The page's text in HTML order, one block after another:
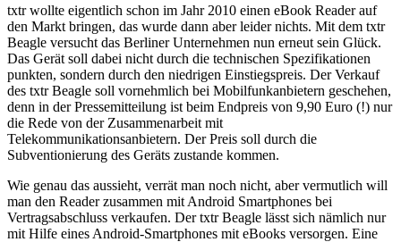
txtr wollte eigentlich schon im Jahr 2010 einen eBook Reader auf
den Markt bringen, das wurde dann aber leider nichts. Mit dem txtr
Beagle versucht das Berliner Unternehmen nun erneut sein Glück.
Das Gerät soll dabei nicht durch die technischen Spezifikationen
punkten, sondern durch den niedrigen Einstiegspreis. Der Verkauf
des txtr Beagle soll vornehmlich bei Mobilfunkanbietern geschehen,
denn in der Pressemitteilung ist beim Endpreis von 9,90 Euro (!) nur
die Rede von der Zusammenarbeit mit
Telekommunikationsanbietern. Der Preis soll durch die
Subventionierung des Geräts zustande kommen.
Wie genau das aussieht, verrät man noch nicht, aber vermutlich will
man den Reader zusammen mit Android Smartphones bei
Vertragsabschluss verkaufen. Der txtr Beagle lässt sich nämlich nur
mit Hilfe eines Android-Smartphones mit eBooks versorgen. Eine